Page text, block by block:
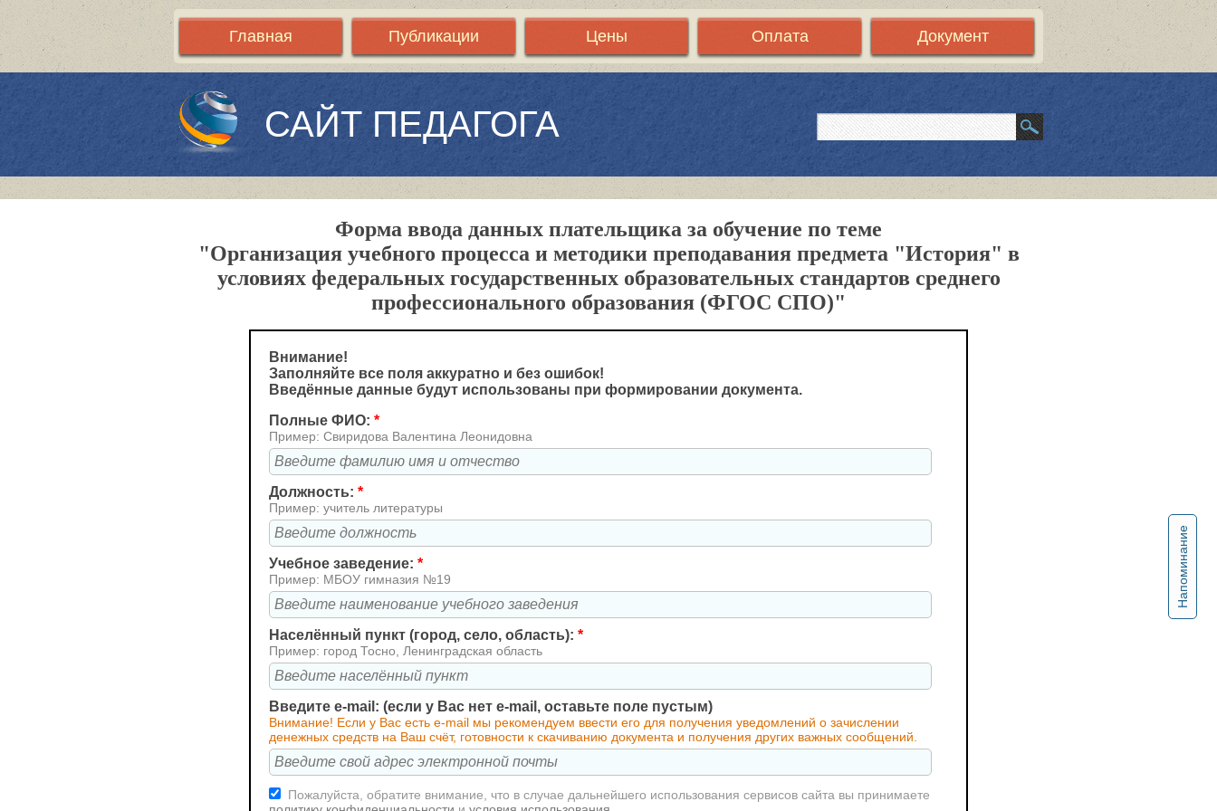
Главная Публикации Цены Оплата Документ
САЙТ ПЕДАГОГА
Напоминание
Форма ввода данных плательщика за обучение по теме
"Организация учебного процесса и методики преподавания предмета "История" в
условиях федеральных государственных образовательных стандартов среднего
профессионального образования (ФГОС СПО)"
Внимание!
Заполняйте все поля аккуратно и без ошибок!
Введённые данные будут использованы при формировании документа.
Полные ФИО: *
Пример: Свиридова Валентина Леонидовна
Должность: *
Пример: учитель литературы
Учебное заведение: *
Пример: МБОУ гимназия №19
Населённый пункт (город, село, область): *
Пример: город Тосно, Ленинградская область
Введите e-mail: (если у Вас нет e-mail, оставьте поле пустым)
Внимание! Если у Вас есть e-mail мы рекомендуем ввести его для получения уведомлений о зачислении
денежных средств на Ваш счёт, готовности к скачиванию документа и получения других важных сообщений.
Пожалуйста, обратите внимание, что в случае дальнейшего использования сервисов сайта вы принимаете